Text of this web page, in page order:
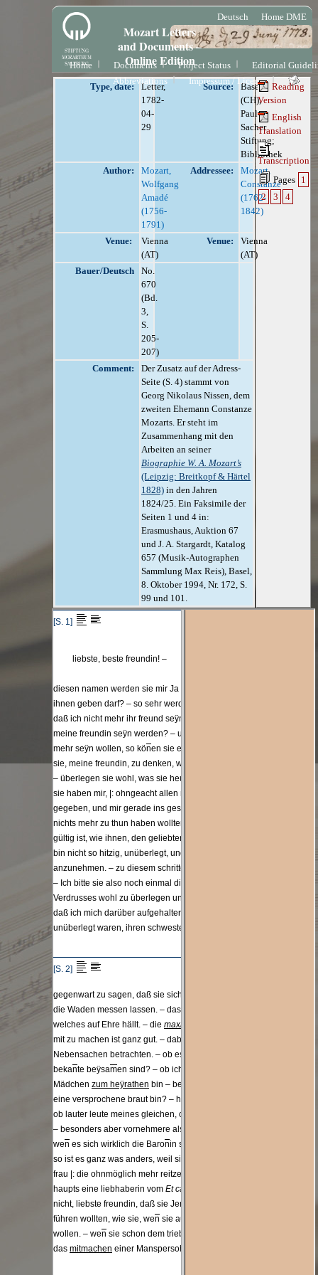
Deutsch Home DME
Mozart Letters
and Documents –
Online Edition
Home Documents Project Status
Editorial
Abbreviations
Impressum / License
Type, date:
Letter,
1782-
04-
29
Source:
Basel
(CH),
Paul
Sacher
Stiftung;
Bibliothek
Author:
Mozart,
Wolfgang
Amadé
(1756-
1791)
Addressee:
Mozart,
Constanze
(1762-
1842)
Venue:
Vienna
(AT)
Venue:
Vienna
(AT)
Bauer/Deutsch
No.
670
(Bd.
3,
S.
205-
207)
Comment:
Der Zusatz auf der Adress-
Seite (S. 4) stammt von
Georg Nikolaus Nissen, dem
zweiten Ehemann Constanze
Mozarts. Er steht im
Zusammenhang mit den
Arbeiten an seiner
Biographie W. A. Mozart’s
(Leipzig: Breitkopf & Härtel
1828) in den Jahren
1824/25. Ein Faksimile der
Seiten 1 und 4 in:
Erasmushaus, Auktion 67
und J. A. Stargardt, Katalog
657 (Musik-Autographen
Sammlung Max Reis), Basel,
8. Oktober 1994, Nr. 172, S.
99 und 101.
Reading
Version
English
Translation
Transcription
Pages 1
2
3 4